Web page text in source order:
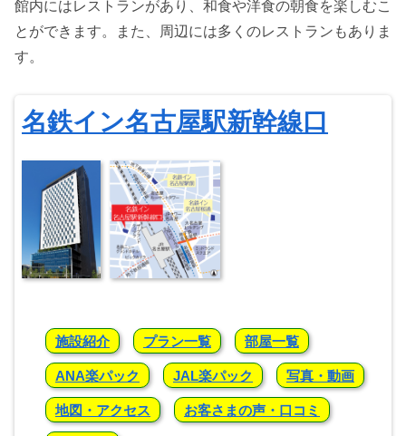
館内にはレストランがあり、和食や洋食の朝食を楽しむこ
とができます。また、周辺には多くのレストランもありま
す。
名鉄イン名古屋駅新幹線口
施設紹介 プラン一覧 部屋一覧
ANA楽パック JAL楽パック 写真・動画
地図・アクセス お客さまの声・口コミ